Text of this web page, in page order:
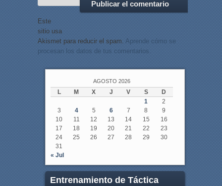
Este
sitio usa
Akismet para reducir el spam. Aprende cómo se
procesan los datos de tus comentarios.
AGOSTO 2026
L M X J V S
D
1
2
3
4 5 6 7 8
9
10
11 12 13 14 15
16
17
18 19 20 21 22
23
24
25 26 27 28 29
30
31
« Jul
Entrenamiento de Táctica